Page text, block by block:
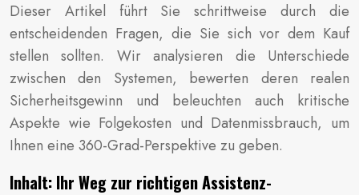
Dieser Artikel führt Sie schrittweise durch die
entscheidenden Fragen, die Sie sich vor dem Kauf
stellen sollten. Wir analysieren die Unterschiede
zwischen den Systemen, bewerten deren realen
Sicherheitsgewinn und beleuchten auch kritische
Aspekte wie Folgekosten und Datenmissbrauch, um
Ihnen eine 360-Grad-Perspektive zu geben.
Inhalt: Ihr Weg zur richtigen Assistenz-